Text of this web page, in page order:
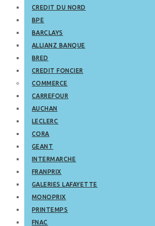
CREDIT DU NORD
BPE
BARCLAYS
ALLIANZ BANQUE
BRED
CREDIT FONCIER
COMMERCE
CARREFOUR
AUCHAN
LECLERC
CORA
GEANT
INTERMARCHE
FRANPRIX
GALERIES LAFAYETTE
MONOPRIX
PRINTEMPS
FNAC